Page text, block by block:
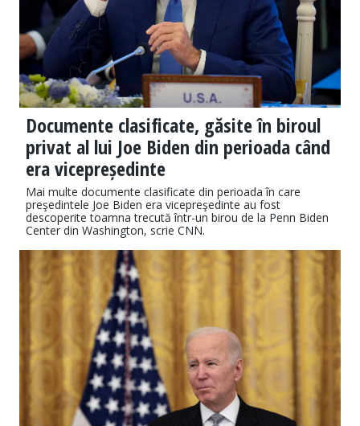
Documente clasificate, găsite în biroul
privat al lui Joe Biden din perioada când
era vicepreședinte
Mai multe documente clasificate din perioada în care
preşedintele Joe Biden era vicepreşedinte au fost
descoperite toamna trecută într-un birou de la Penn Biden
Center din Washington, scrie CNN.